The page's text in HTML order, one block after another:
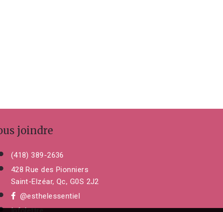
joindre
(418) 389-2636
428 Rue des Pionniers
Saint-Elzéar, Qc, G0S 2J2
@esthelessentiel